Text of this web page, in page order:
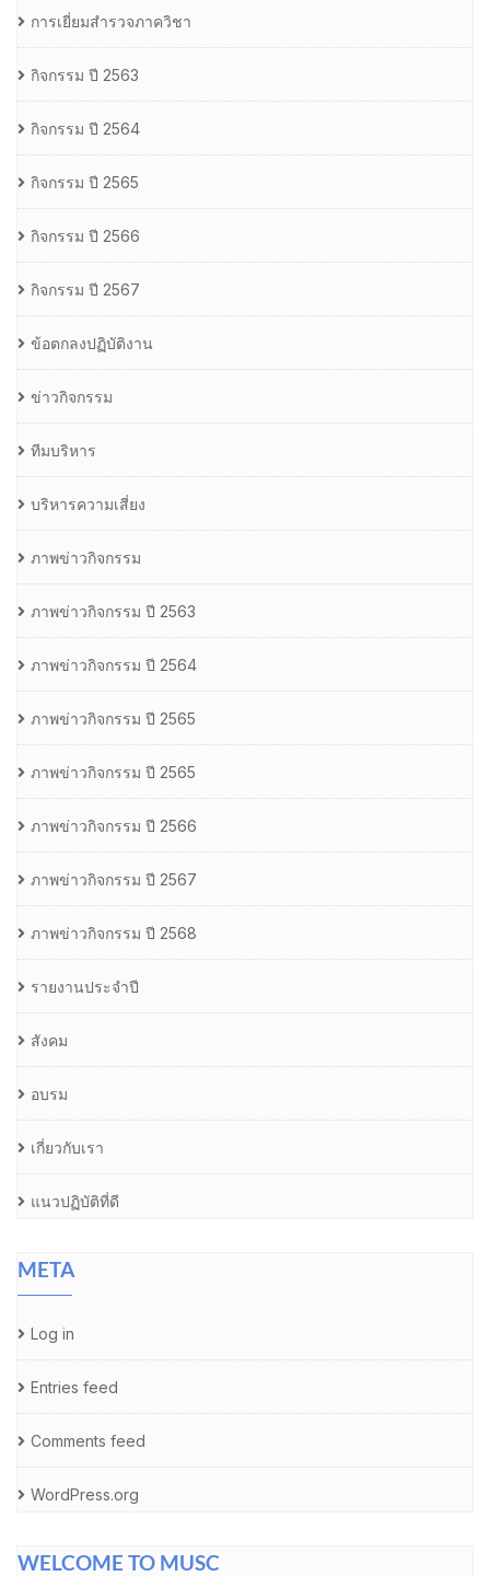
การเยี่ยมสำรวจภาควิชา
กิจกรรม ปี 2563
กิจกรรม ปี 2564
กิจกรรม ปี 2565
กิจกรรม ปี 2566
กิจกรรม ปี 2567
ข้อตกลงปฏิบัติงาน
ข่าวกิจกรรม
ทีมบริหาร
บริหารความเสี่ยง
ภาพข่าวกิจกรรม
ภาพข่าวกิจกรรม ปี 2563
ภาพข่าวกิจกรรม ปี 2564
ภาพข่าวกิจกรรม ปี 2565
ภาพข่าวกิจกรรม ปี 2565
ภาพข่าวกิจกรรม ปี 2566
ภาพข่าวกิจกรรม ปี 2567
ภาพข่าวกิจกรรม ปี 2568
รายงานประจำปี
สังคม
อบรม
เกี่ยวกับเรา
แนวปฏิบัติที่ดี
META
Log in
Entries feed
Comments feed
WordPress.org
WELCOME TO MUSC